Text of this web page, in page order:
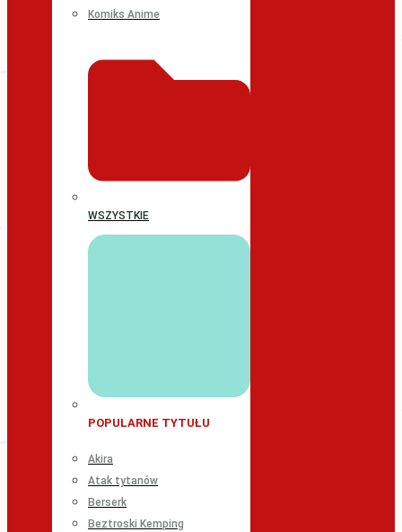
Komiks Anime
WSZYSTKIE
POPULARNE TYTUŁU
Akira
Atak tytanów
Berserk
Beztroski Kemping